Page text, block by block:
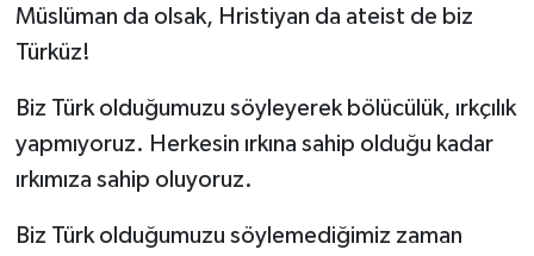
Müslüman da olsak, Hristiyan da ateist de biz
Türküz!
Biz Türk olduğumuzu söyleyerek bölücülük, ırkçılık
yapmıyoruz. Herkesin ırkına sahip olduğu kadar
ırkımıza sahip oluyoruz.
Biz Türk olduğumuzu söylemediğimiz zaman